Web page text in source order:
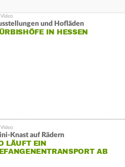
und Hofläden
IN HESSEN
Knast auf Rädern
LÄUFT EIN
AB